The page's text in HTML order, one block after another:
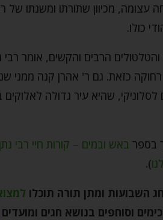
עצומה, מכיוון שתורתו ומשנתו
כולו.
הרבים והקשים, אומר רבי
כזאת. גם ר' אהרן קנה ממני
שהיא עיר גדולה
בספר באש ובמים – קורות חיי רבי
).
השבועות ומתן תורה תוכלו
וסוחפים בנושא חגים ומועדים